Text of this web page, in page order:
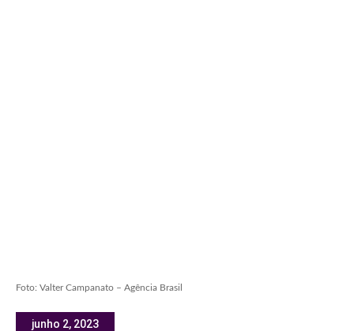
Foto: Valter Campanato – Agência Brasil
junho 2, 2023